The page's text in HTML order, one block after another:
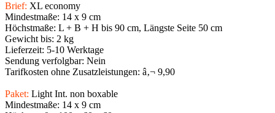
Brief: XL economy
Mindestmaße: 14 x 9 cm
Höchstmaße: L + B + H bis 90 cm, Längste Seite 50 cm
Gewicht bis: 2 kg
Lieferzeit: 5-10 Werktage
Sendung verfolgbar: Nein
Tarifkosten ohne Zusatzleistungen: â‚¬ 9,90
Paket: Light Int. non boxable
Mindestmaße: 14 x 9 cm